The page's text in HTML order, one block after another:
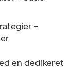
–
en dedikeret